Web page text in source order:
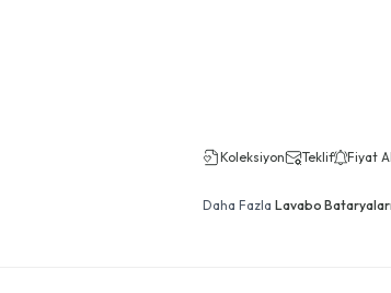
Koleksiyon Teklif Fiyat
Daha Fazla Lavabo Bataryaları